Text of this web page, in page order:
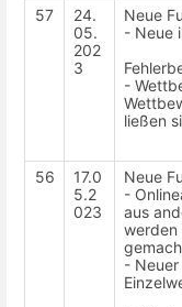
57
24.
05.
202
3
Neue
- Neue
-
ließen
56
17.0
5.2
023
Neue
-
aus
werden
- Neuer